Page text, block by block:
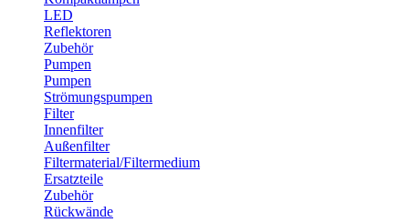
LED
Reflektoren
Zubehör
Pumpen
Pumpen
Strömungspumpen
Filter
Innenfilter
Außenfilter
Filtermaterial/Filtermedium
Ersatzteile
Zubehör
Rückwände